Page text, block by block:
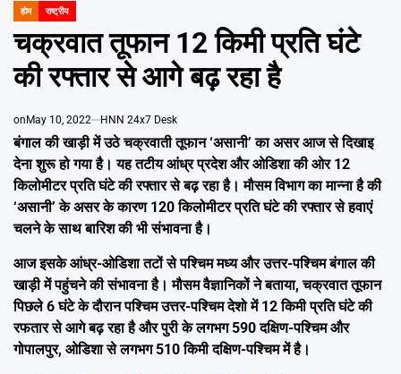
POSTED
होम राष्ट्रीय
चक्रवात तूफान 12 किमी प्रति घंटे
की रफ्तार से आगे बढ़ रहा है
onMay 10, 2022 HNN 24x7 Desk
बंगाल की खाड़ी में उठे चक्रवाती तूफान‘असानी’ का असर आज से दिखाइ
देना शुरू हो गया है। यह तटीय आंध्र प्रदेश और ओडिशा की ओर 12
किलोमीटर प्रति घंटे की रफ्तार से बढ़ रहा है।मौसम विभाग का मान्ना है की
‘असानी’ के असर के कारण 120 किलोमीटर प्रति घंटे की रफ्तार से हवाएं
चलने के साथ बारिश की भी संभावना है।
आज इसके आंध्र-ओडिशा तटों से पश्चिम मध्य और उत्तर-पश्चिम बंगाल की
खाड़ी में पहुंचने की संभावना है। मौसम वैज्ञानिकों ने बताया,चक्रवात तूफान
पिछले 6 घंटे के दौरान पश्चिम उत्तर-पश्चिम देशो में 12 किमी प्रति घंटे की
रफतार से आगे बढ़ रहा है और पुरी के लगभग 590 दक्षिण-पश्चिम और
गोपालपुर, ओडिशा से लगभग 510 किमी दक्षिण-पश्चिम में है।